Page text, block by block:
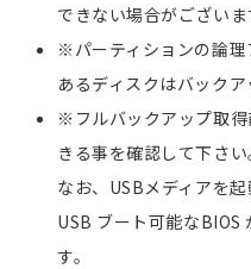
できない場合がございま
※パーティションの論
あるディスクはバックア
※フルバックアップ取
きる事を確認して下さい
なお、USBメディアを
USB ブート可能なBIOS
す。